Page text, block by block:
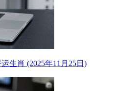
生肖 (2025年11月25日)